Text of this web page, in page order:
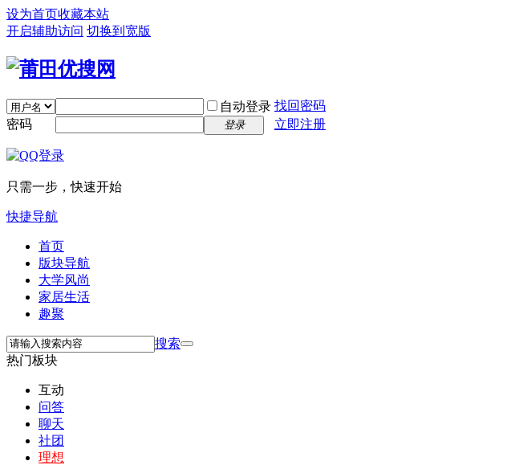
设为首页收藏本站
开启辅助访问 切换到宽版
自动登录 找回密码
密码
登录 立即注册
只需一步，快速开始
快捷导航
首页
版块导航
大学风尚
家居生活
趣聚
搜索
热门板块
互动
问答
聊天
社团
理想